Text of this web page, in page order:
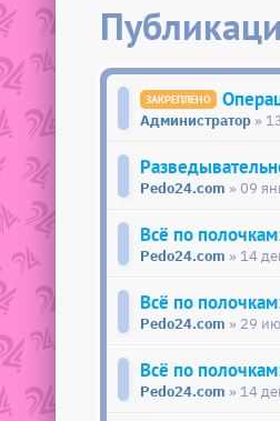
Администратор »
Pedo24.com » 09
Всё по
Pedo24.com » 14
Всё по
Pedo24.com » 29
Всё по
Pedo24.com » 14